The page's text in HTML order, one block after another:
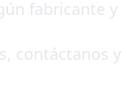
fabricante y
contáctanos